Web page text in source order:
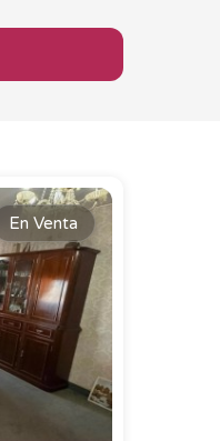
En Venta